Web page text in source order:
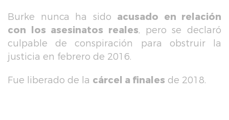
Burke nunca ha sido acusado en relación
con los asesinatos reales, pero se declaró
culpable de conspiración para obstruir la
justicia en febrero de 2016.
Fue liberado de la cárcel a finales de 2018.